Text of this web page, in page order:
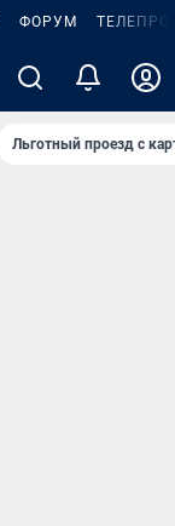
ФОРУМ
Льготный проезд с